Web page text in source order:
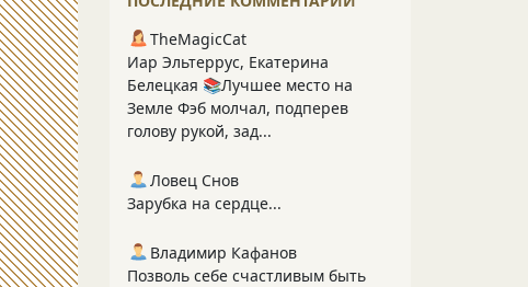
TheMagicCat
Иар Эльтеррус, Екатерина
Белецкая 📚Лучшее место на
Земле Фэб молчал, подперев
голову рукой, зад...
Ловец Снов
Зарубка на сердце...
Владимир Кафанов
Позволь себе счастливым быть